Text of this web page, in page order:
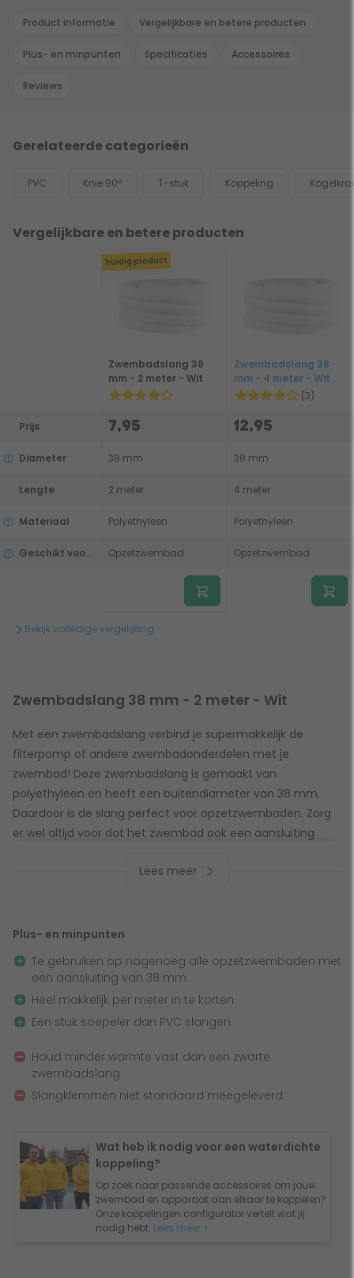
Product informatie Vergelijkbare en betere producten
Plus- en minpunten Specificaties Accessoires
Reviews
Gerelateerde categorieën
PVC Knie 90º T-stuk Koppeling
Vergelijkbare en betere producten
Prijs
Diameter
Lengte
Materiaal
Geschikt voor type zwembad
huidig product
Zwembadslang 38
mm - 2 meter - Wit
7,95
38 mm
2 meter
Polyethyleen
Opzetzwembad
Zwembadslang 38
mm - 4 meter - Wit
(3)
12,95
38 mm
4 meter
Polyethyleen
Opzetzwembad
Bekijk volledige vergelijking
Zwembadslang 38 mm - 2 meter - Wit
Met een zwembadslang verbind je supermakkelijk de
filterpomp of andere zwembadonderdelen met je
zwembad! Deze zwembadslang is gemaakt van
polyethyleen en heeft een buitendiameter van 38 mm.
Daardoor is de slang perfect voor opzetzwembaden. Zorg
er wel altijd voor dat het zwembad ook een aansluiting
bevestigt deze slang van 2 meter makkelijk met een
zwembadslang makkelijk inkort!
Lees meer
Plus- en minpunten
Te gebruiken op nagenoeg alle opzetzwembaden met
een aansluiting van 38 mm
Heel makkelijk per meter in te korten
Een stuk soepeler dan PVC slangen
Houd minder warmte vast dan een zwarte
zwembadslang
Slangklemmen niet standaard meegeleverd
Wat heb ik nodig voor een waterdichte
koppeling?
Op zoek naar passende accessoires om jouw
zwembad en apparaat aan elkaar te koppelen?
Onze koppelingen configurator vertelt wat jij
nodig hebt. Lees meer >